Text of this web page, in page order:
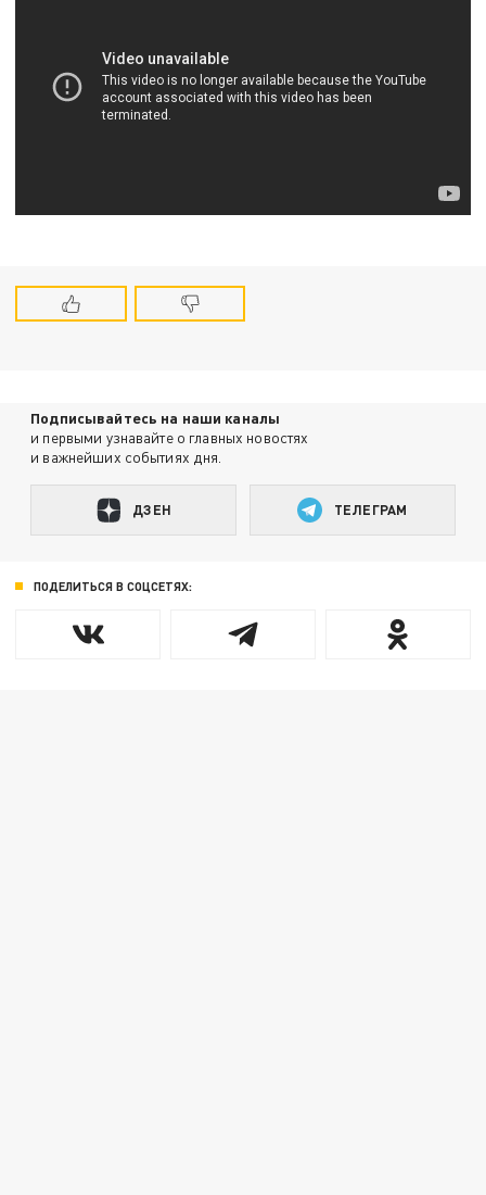
Подписывайтесь на наши каналы
и первыми узнавайте о главных новостях
и важнейших событиях дня.
ДЗЕН ТЕЛЕГРАМ
ПОДЕЛИТЬСЯ В СОЦСЕТЯХ: